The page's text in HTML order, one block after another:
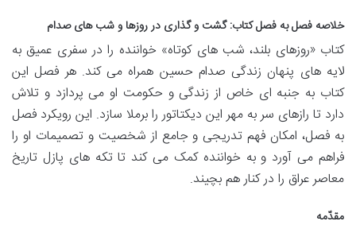
خلاصه فصل به فصل کتاب: گشت و گذاری در روزها و شب های صدام
کتاب «روزهای بلند، شب های کوتاه» خواننده را در سفری عمیق به
لایه های پنهان زندگی صدام حسین همراه می کند. هر فصل این
کتاب به جنبه ای خاص از زندگی و حکومت او می پردازد و تلاش
دارد تا رازهای سر به مهر این دیکتاتور را برملا سازد. این رویکرد فصل
به فصل، امکان فهم تدریجی و جامع از شخصیت و تصمیمات او را
فراهم می آورد و به خواننده کمک می کند تا تکه های پازل تاریخ
معاصر عراق را در کنار هم بچیند.
مقدّمه